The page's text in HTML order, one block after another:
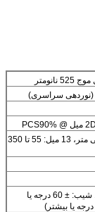
3 میل: 55 تا 100 میلی متر، 13 میل: 55 تا 350
چرخش: ± 360 درجه، شیب: ± 60 درجه یا